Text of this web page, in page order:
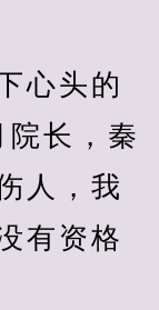
心头的
长，秦
人，我
有资格